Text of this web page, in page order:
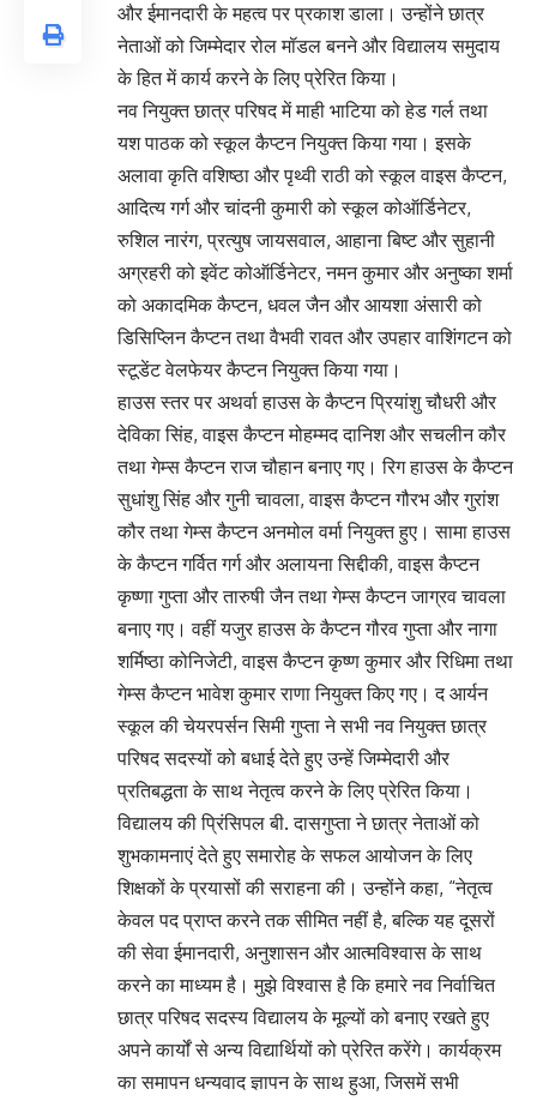
और ईमानदारी के महत्व पर प्रकाश डाला। उन्होंने छात्र
नेताओं को जिम्मेदार रोल मॉडल बनने और विद्यालय समुदाय
के हित में कार्य करने के लिए प्रेरित किया।
नव नियुक्त छात्र परिषद में माही भाटिया को हेड गर्ल तथा
यश पाठक को स्कूल कैप्टन नियुक्त किया गया। इसके
अलावा कृति वशिष्ठा और पृथ्वी राठी को स्कूल वाइस कैप्टन,
आदित्य गर्ग और चांदनी कुमारी को स्कूल कोऑर्डिनेटर,
रुशिल नारंग, प्रत्युष जायसवाल, आहाना बिष्ट और सुहानी
अग्रहरी को इवेंट कोऑर्डिनेटर, नमन कुमार और अनुष्का शर्मा
को अकादमिक कैप्टन, धवल जैन और आयशा अंसारी को
डिसिप्लिन कैप्टन तथा वैभवी रावत और उपहार वाशिंगटन को
स्टूडेंट वेलफेयर कैप्टन नियुक्त किया गया।
हाउस स्तर पर अथर्वा हाउस के कैप्टन प्रियांशु चौधरी और
देविका सिंह, वाइस कैप्टन मोहम्मद दानिश और सचलीन कौर
तथा गेम्स कैप्टन राज चौहान बनाए गए। रिग हाउस के कैप्टन
सुधांशु सिंह और गुनी चावला, वाइस कैप्टन गौरभ और गुरांश
कौर तथा गेम्स कैप्टन अनमोल वर्मा नियुक्त हुए। सामा हाउस
के कैप्टन गर्वित गर्ग और अलायना सिद्दीकी, वाइस कैप्टन
कृष्णा गुप्ता और तारुषी जैन तथा गेम्स कैप्टन जाग्रव चावला
बनाए गए। वहीं यजुर हाउस के कैप्टन गौरव गुप्ता और नागा
शर्मिष्ठा कोनिजेटी, वाइस कैप्टन कृष्ण कुमार और रिधिमा तथा
गेम्स कैप्टन भावेश कुमार राणा नियुक्त किए गए। द आर्यन
स्कूल की चेयरपर्सन सिमी गुप्ता ने सभी नव नियुक्त छात्र
परिषद सदस्यों को बधाई देते हुए उन्हें जिम्मेदारी और
प्रतिबद्धता के साथ नेतृत्व करने के लिए प्रेरित किया।
विद्यालय की प्रिंसिपल बी. दासगुप्ता ने छात्र नेताओं को
शुभकामनाएं देते हुए समारोह के सफल आयोजन के लिए
शिक्षकों के प्रयासों की सराहना की। उन्होंने कहा, “नेतृत्व
केवल पद प्राप्त करने तक सीमित नहीं है, बल्कि यह दूसरों
की सेवा ईमानदारी, अनुशासन और आत्मविश्वास के साथ
करने का माध्यम है। मुझे विश्वास है कि हमारे नव निर्वाचित
छात्र परिषद सदस्य विद्यालय के मूल्यों को बनाए रखते हुए
अपने कार्यों से अन्य विद्यार्थियों को प्रेरित करेंगे। कार्यक्रम
का समापन धन्यवाद ज्ञापन के साथ हुआ, जिसमें सभी